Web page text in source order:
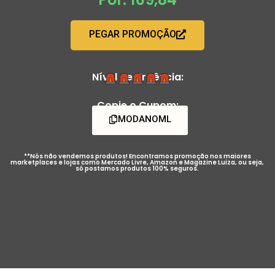
PEGAR PROMOÇÃO
Nível de Urgência:
Copie o Cupom:
MODANOML
**Nós não vendemos produtos! Encontramos promoção nos maiores
marketplaces e lojas como Mercado Livre, Amazon e Magazine Luiza, ou seja,
só postamos produtos 100% seguros.